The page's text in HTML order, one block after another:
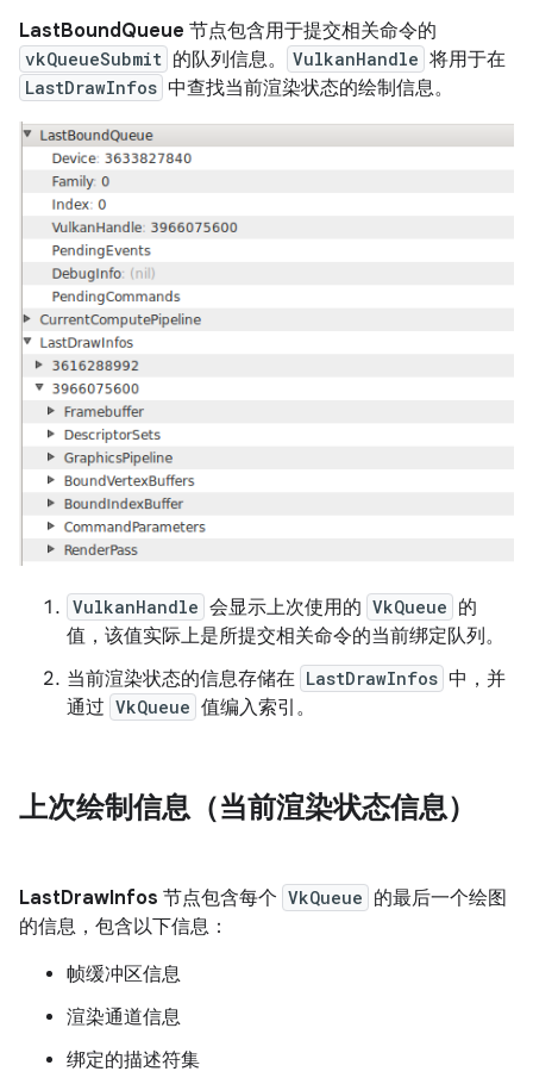
LastBoundQueue 节点包含用于提交相关命令的
vkQueueSubmit 的队列信息。 VulkanHandle 将用于在
LastDrawInfos 中查找当前渲染状态的绘制信息。
VulkanHandle 会显示上次使用的 VkQueue 的
值，该值实际上是所提交相关命令的当前绑定队列。
当前渲染状态的信息存储在 LastDrawInfos 中，并
通过 VkQueue 值编入索引。
上次绘制信息（当前渲染状态信息）
LastDrawInfos 节点包含每个 VkQueue 的最后一个绘图
的信息，包含以下信息：
帧缓冲区信息
渲染通道信息
绑定的描述符集